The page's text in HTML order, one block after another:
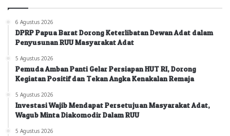
6 Agustus 2026
DPRP Papua Barat Dorong Keterlibatan Dewan Adat dalam
Penyusunan RUU Masyarakat Adat
5 Agustus 2026
Pemuda Amban Panti Gelar Persiapan HUT RI, Dorong
Kegiatan Positif dan Tekan Angka Kenakalan Remaja
5 Agustus 2026
Investasi Wajib Mendapat Persetujuan Masyarakat Adat,
Wagub Minta Diakomodir Dalam RUU
5 Agustus 2026